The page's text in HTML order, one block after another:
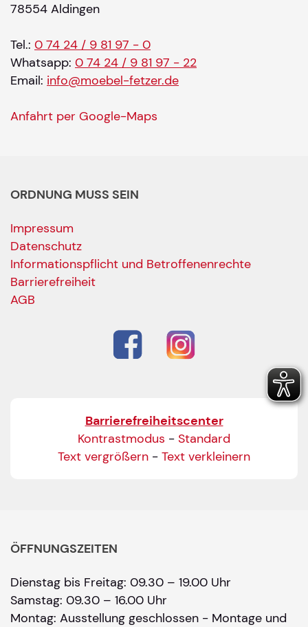
78554 Aldingen
Tel.: 0 74 24 / 9 81 97 - 0
Whatsapp: 0 74 24 / 9 81 97 - 22
Email: info@moebel-fetzer.de
Anfahrt per Google-Maps
ORDNUNG MUSS SEIN
Impressum
Datenschutz
Informationspflicht und Betroffenenrechte
Barrierefreiheit
AGB
Barrierefreiheitscenter
Kontrastmodus - Standard
Text vergrößern - Text verkleinern
ÖFFNUNGSZEITEN
Dienstag bis Freitag: 09.30 – 19.00 Uhr
Samstag: 09.30 – 16.00 Uhr
Montag: Ausstellung geschlossen - Montage und